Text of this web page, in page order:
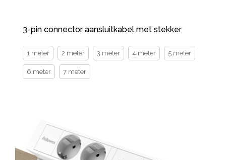
3-pin connector aansluitkabel met stekker
1 meter 2 meter 3 meter 4 meter 5 meter
6 meter 7 meter